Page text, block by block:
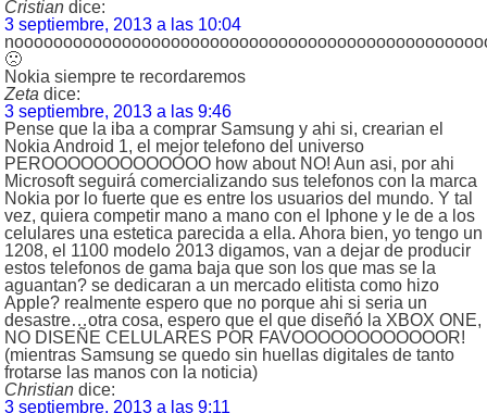
Cristian dice:
3 septiembre, 2013 a las 10:04
🙁
Nokia siempre te recordaremos
Zeta dice:
3 septiembre, 2013 a las 9:46
Pense que la iba a comprar Samsung y ahi si, crearian el
Nokia Android 1, el mejor telefono del universo
PEROOOOOOOOOOOOO how about NO! Aun asi, por ahi
Microsoft seguirá comercializando sus telefonos con la marca
Nokia por lo fuerte que es entre los usuarios del mundo. Y tal
vez, quiera competir mano a mano con el Iphone y le de a los
celulares una estetica parecida a ella. Ahora bien, yo tengo un
1208, el 1100 modelo 2013 digamos, van a dejar de producir
estos telefonos de gama baja que son los que mas se la
aguantan? se dedicaran a un mercado elitista como hizo
Apple? realmente espero que no porque ahi si seria un
desastre…otra cosa, espero que el que diseñó la XBOX ONE,
NO DISEÑE CELULARES POR FAVOOOOOOOOOOOOR!
(mientras Samsung se quedo sin huellas digitales de tanto
frotarse las manos con la noticia)
Christian dice:
3 septiembre, 2013 a las 9:11